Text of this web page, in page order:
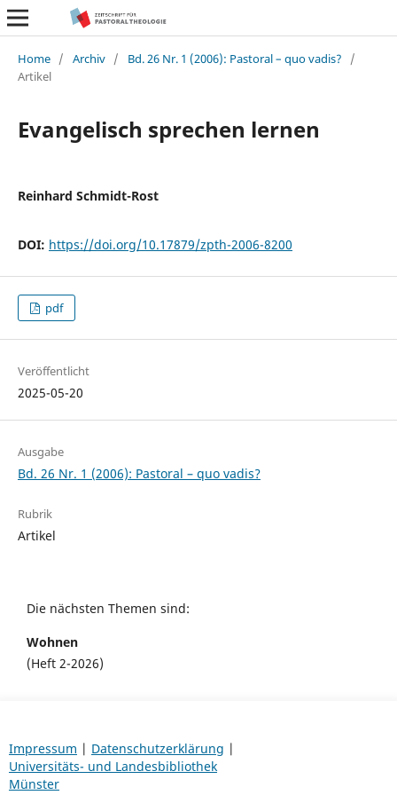
Home / Archiv / Bd. 26 Nr. 1 (2006): Pastoral – quo vadis?
/
Artikel
Evangelisch sprechen lernen
Reinhard Schmidt-Rost
DOI: https://doi.org/10.17879/zpth-2006-8200
pdf
Veröffentlicht
2025-05-20
Ausgabe
Bd. 26 Nr. 1 (2006): Pastoral – quo vadis?
Rubrik
Artikel
Die nächsten Themen sind:
Wohnen
(Heft 2-2026)
Impressum | Datenschutzerklärung |
Universitäts- und Landesbibliothek
Münster